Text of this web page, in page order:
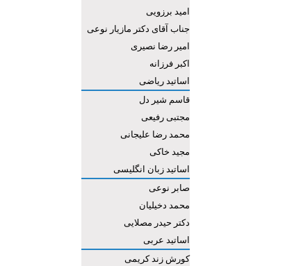
امید برزویی
جناب آقای دکتر مازیار نوعی
امیر رضا نصیری
اکبر فرزانه
اساتید ریاضی
قاسم شیر دل
مجتبی رفیعی
محمد رضا علیجانی
مجید خاکی
اساتید زبان انگلیسی
صابر نوعی
محمد دخیلیان
دکتر حیدر مصلایی
اساتید عربی
کورش زند کریمی